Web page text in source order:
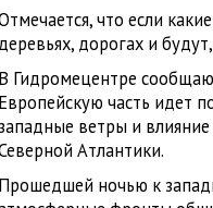
что если
деревьях, дорогах и
В Гидромецентре
Европейскую часть идет
западные ветры и
Атлантики.
Прошедшей ночью к